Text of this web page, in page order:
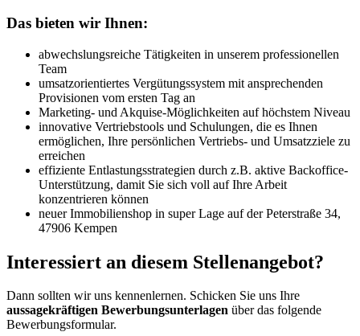
Das bieten wir Ihnen:
abwechslungsreiche Tätigkeiten in unserem professionellen
Team
umsatzorientiertes Vergütungssystem mit ansprechenden
Provisionen vom ersten Tag an
Marketing- und Akquise-Möglichkeiten auf höchstem Niveau
innovative Vertriebstools und Schulungen, die es Ihnen
ermöglichen, Ihre persönlichen Vertriebs- und Umsatzziele zu
erreichen
effiziente Entlastungsstrategien durch z.B. aktive Backoffice-
Unterstützung, damit Sie sich voll auf Ihre Arbeit
konzentrieren können
neuer Immobilienshop in super Lage auf der Peterstraße 34,
47906 Kempen
Interessiert an diesem Stellenangebot?
Dann sollten wir uns kennenlernen. Schicken Sie uns Ihre
aussagekräftigen Bewerbungsunterlagen über das folgende
Bewerbungsformular.